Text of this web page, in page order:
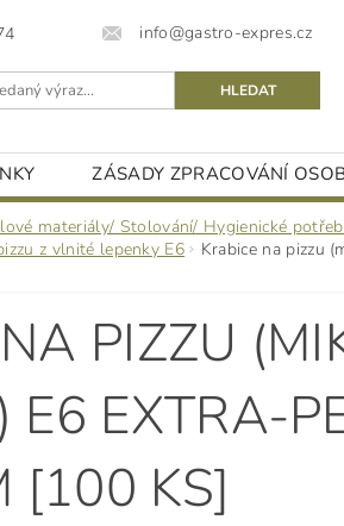
info@gastro-expres.cz
ZÁSADY ZPRACOVÁNÍ
materiály/ Stolování/ Hygienické
z vlnité lepenky E6
Krabice na pizzu
PIZZU
E6 EXTRA-
[100 KS]